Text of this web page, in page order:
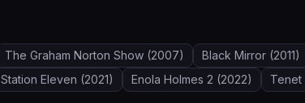
The Graham Norton Show (2007) Black Mirror (2011)
Station Eleven (2021) Enola Holmes 2 (2022) Tenet